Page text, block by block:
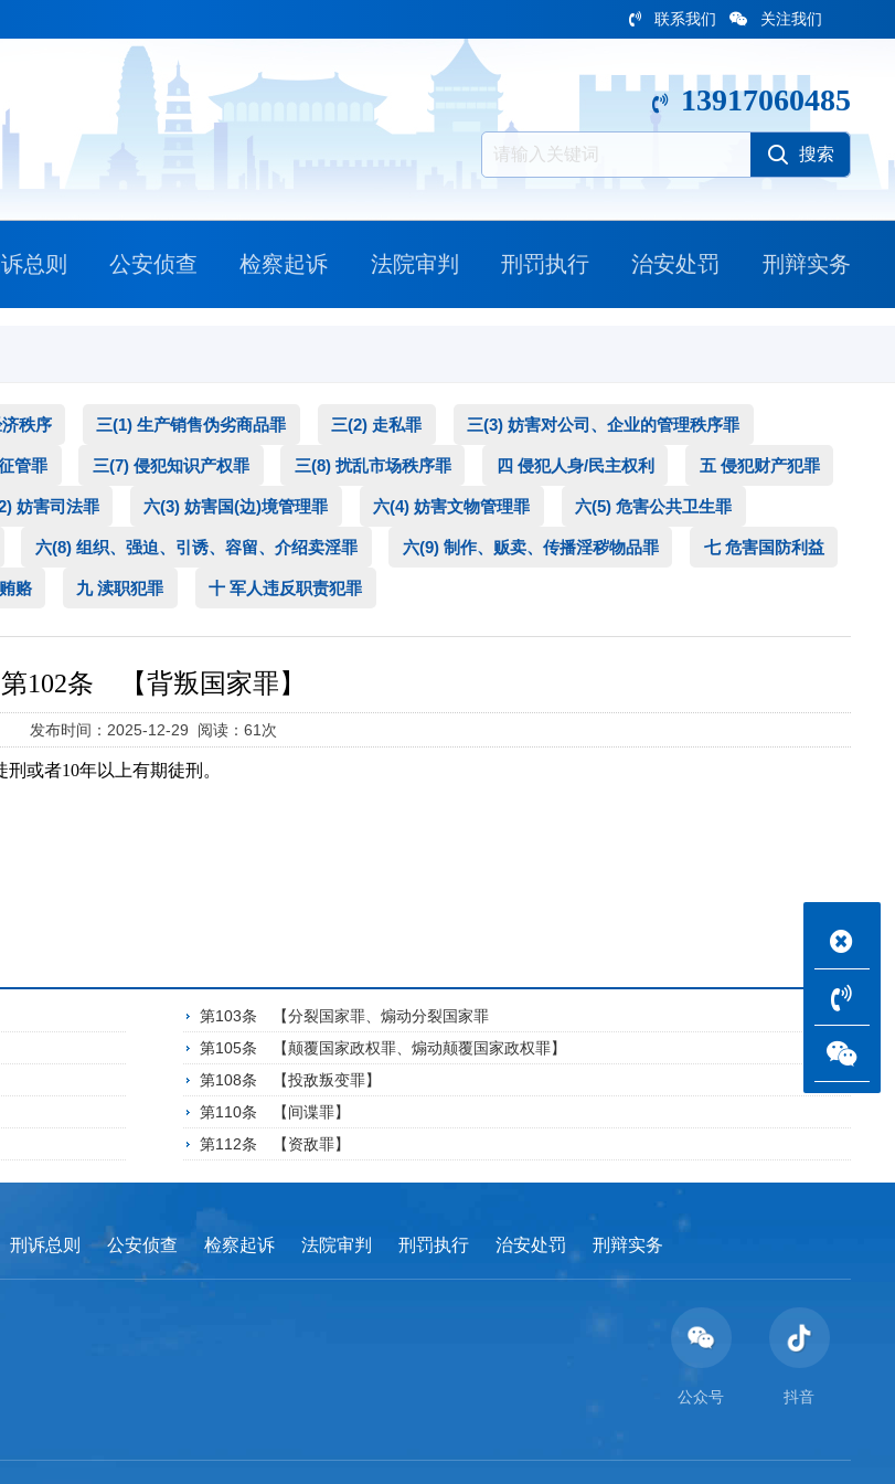
联系我们 关注我们
13917060485
总则 公安侦查 检察起诉 法院审判 刑罚执行 治安处罚 刑辩实务
秩序 三(1) 生产销售伪劣商品罪 三(2) 走私罪 三(3) 妨害对公司、企业的管理秩序罪
管罪 三(7) 侵犯知识产权罪 三(8) 扰乱市场秩序罪 四 侵犯人身/民主权利 五 侵犯财产犯罪
妨害司法罪 六(3) 妨害国(边)境管理罪 六(4) 妨害文物管理罪 六(5) 危害公共卫生罪
六(8) 组织、强迫、引诱、容留、介绍卖淫罪 六(9) 制作、贩卖、传播淫秽物品罪 七 危害国防利益
赂 九 渎职犯罪 十 军人违反职责犯罪
第102条 【背叛国家罪】
发布时间：2025-12-29 阅读：61次
或者10年以上有期徒刑。
第103条 【分裂国家罪、煽动分裂国家罪
第105条 【颠覆国家政权罪、煽动颠覆国家政权罪】
第108条 【投敌叛变罪】
第110条 【间谍罪】
第112条 【资敌罪】
刑诉总则 公安侦查 检察起诉 法院审判 刑罚执行 治安处罚 刑辩实务
公众号 抖音